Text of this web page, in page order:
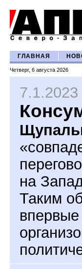
ГЛАВНАЯ
Четверг, 6 августа 2026
7.1.2023
на
Таким